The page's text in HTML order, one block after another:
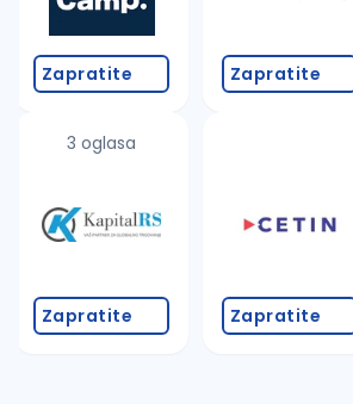
Zapratite
3 oglasa
Zapratite
Zapratite
Zapratite